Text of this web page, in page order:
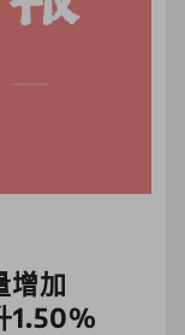
增加
1.50%